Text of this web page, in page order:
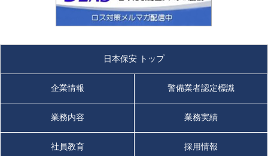
（続きを読む）
（続きを読む）
2023/06/15
被害額に拍車をかけています。
企業の財産である人財を教育する☆特定非営利活動法人全国万
を蓄えて頂きたいと思います。
店舗に来店する万引常習犯を確実に対処する、転売目的の窃盗
引防止システム協会（通称JEAS）☆
科学保安検定講習会
日本保安 トップ
企業情報 警備業者認定標識
業務内容 業務実績
社員教育 採用情報